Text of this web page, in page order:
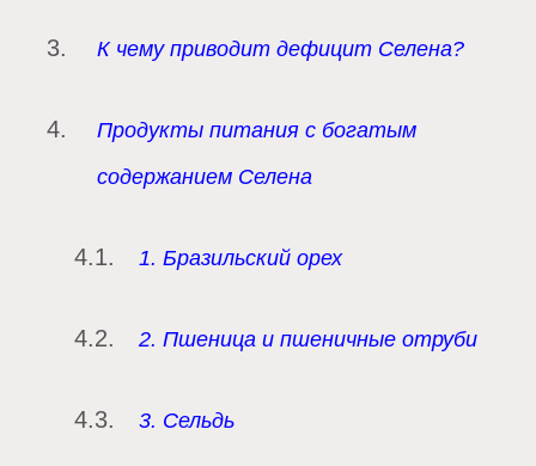
К чему приводит дефицит Селена?
Продукты питания с богатым
содержанием Селена
1. Бразильский орех
2. Пшеница и пшеничные отруби
3. Сельдь